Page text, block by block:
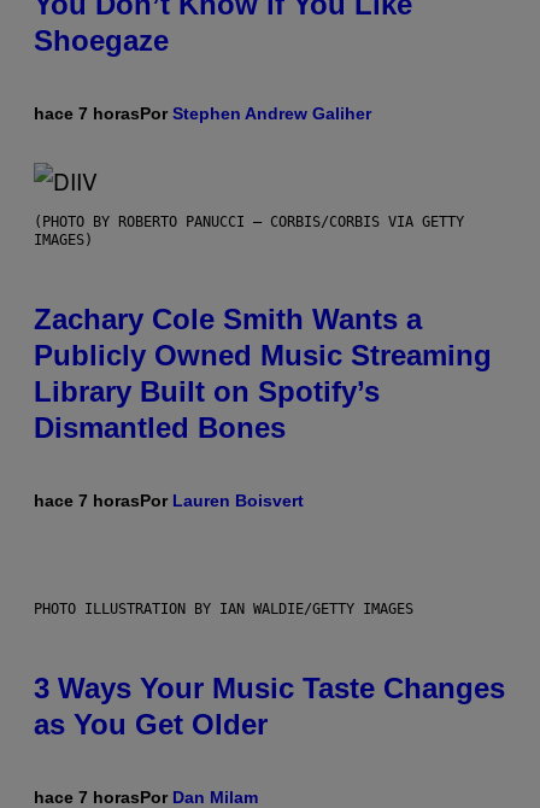
Shoegaze
hace 7 horasPorStephen Andrew Galiher
(PHOTO BY ROBERTO PANUCCI – CORBIS/CORBIS VIA GETTY
IMAGES)
Zachary Cole Smith Wants a
Publicly Owned Music Streaming
Library Built on Spotify’s
Dismantled Bones
hace 7 horasPor Lauren Boisvert
PHOTO ILLUSTRATION BY IAN WALDIE/GETTY IMAGES
3 Ways Your Music Taste Changes
as You Get Older
hace 7 horasPor Dan Milam